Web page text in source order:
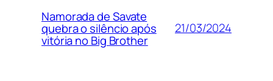
Namorada de Savate
quebra o silêncio após
vitória no Big Brother
21/03/2024